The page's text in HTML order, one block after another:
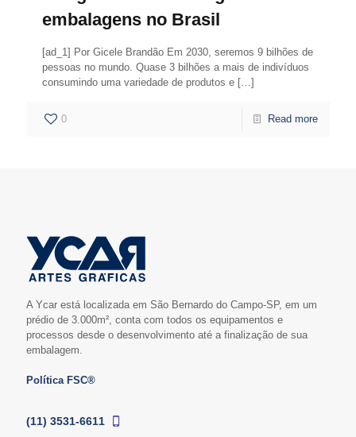
embalagens no Brasil
[ad_1] Por Gicele Brandão Em 2030, seremos 9 bilhões de
pessoas no mundo. Quase 3 bilhões a mais de indivíduos
consumindo uma variedade de produtos e […]
0 Read more
A Ycar está localizada em São Bernardo do Campo-SP, em um
prédio de 3.000m², conta com todos os equipamentos e
processos desde o desenvolvimento até a finalização de sua
embalagem.
Política FSC®
(11) 3531-6611